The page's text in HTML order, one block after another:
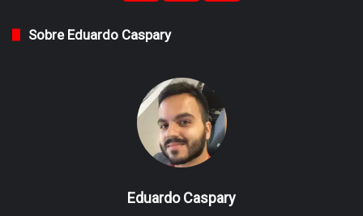
Sobre Eduardo Caspary
Eduardo Caspary